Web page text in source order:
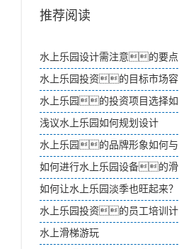
推荐阅读
水上乐园设计需注意的要点
水上乐园投资的目标市场容
量有多大？
水上乐园的投资项目选择如
何进行市场调研？
浅议水上乐园如何规划设计
水上乐园的品牌形象如何与
当地文化相结合？
如何进行水上乐园设备的滑
道表面检查？
如何让水上乐园淡季也旺起来？
水上乐园投资的员工培训计
划是否要考虑服务质量标准？
水上滑梯游玩